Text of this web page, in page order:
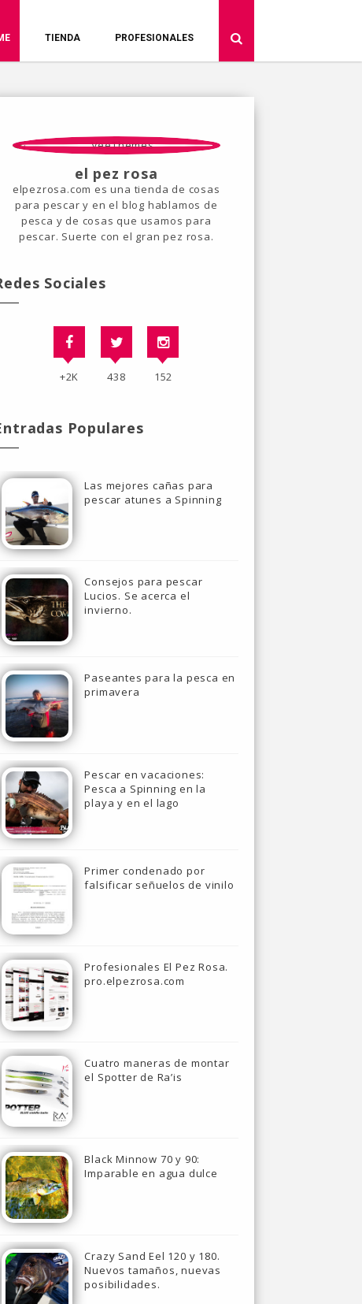
TIENDA PROFESIONALES
el pez rosa
elpezrosa.com es una tienda de cosas
para pescar y en el blog hablamos de
pesca y de cosas que usamos para
pescar. Suerte con el gran pez rosa.
Sociales
+2K 438 152
Populares
Las mejores cañas para
pescar atunes a Spinning
Consejos para pescar
Lucios. Se acerca el
invierno.
Paseantes para la pesca en
primavera
Pescar en vacaciones:
Pesca a Spinning en la
playa y en el lago
Primer condenado por
falsificar señuelos de vinilo
Profesionales El Pez Rosa.
pro.elpezrosa.com
Cuatro maneras de montar
el Spotter de Ra’is
Black Minnow 70 y 90:
Imparable en agua dulce
Crazy Sand Eel 120 y 180.
Nuevos tamaños, nuevas
posibilidades.